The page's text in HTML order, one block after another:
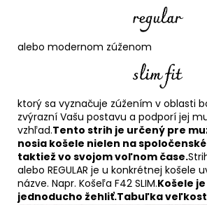
alebo modernom zúženom
ktorý sa vyznačuje zúžením v oblasti
zvýrazní Vašu postavu a podporí jej
vzhľad.Tento strih je určený pre
nosia košele nielen na
taktiež vo svojom voľnom čase.
alebo REGULAR je u konkrétnej košele
názve. Napr. Košeľa F42 SLIM.Košele
jednoducho žehliť.Tabuľka